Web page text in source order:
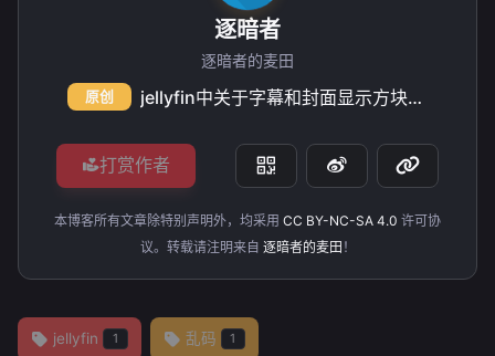
逐暗者
逐暗者的麦田
原创 jellyfin中关于字幕和封面显示方块的解决方法
打赏作者
本博客所有文章除特别声明外，均采用 CC BY-NC-SA 4.0 许可协
议。转载请注明来自 逐暗者的麦田 ！
jellyfin 1 乱码 1